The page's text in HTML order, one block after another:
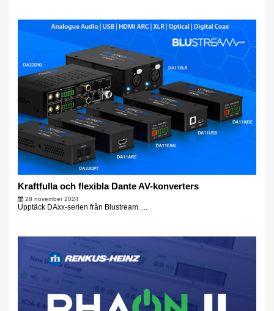
Kraftfulla och flexibla Dante AV-konverters
28 november 2024
Upptäck DAxx-serien från Blustream. ...